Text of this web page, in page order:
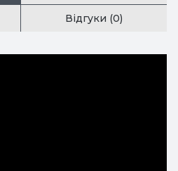
Відгуки (0)